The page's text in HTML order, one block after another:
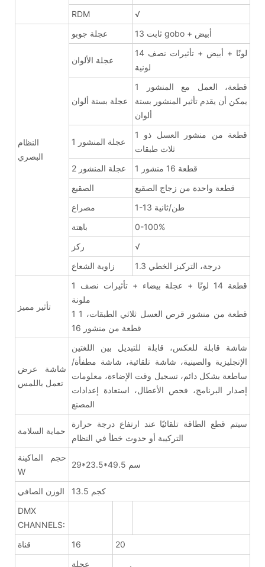
RDM
√
النظام
البصري
عجلة جوبو 13 ثابت gobo + أبيض
عجلة الألوان
14 لونًا + أبيض + تأثيرات نصف
لونية
عجلة بستة ألوان
1 قطعة، العمل مع المنشور
يمكن أن يقدم تأثير المنشور بستة
ألوان
عجلة المنشور 1
1 قطعة من منشور العسل ذو
ثلاث طبقات
عجلة المنشور 2
1 قطعة 16 منشور
الصقيع
قطعة واحدة من زجاج الصقيع
مصراع
1-13 طن/ثانية
باهتة
0-100%
ركز
√
زاوية الشعاع
1.3 درجة، التركيز الخطي
تأثير مميز
1 قطعة 14 لونًا + عجلة بيضاء + تأثيرات نصف
ملونة
1 قطعة من منشور قرص العسل ثلاثي الطبقات، 1
قطعة من منشور 16
شاشة عرض
تعمل باللمس
شاشة قابلة للعكس، قابلة للتبديل بين اللغتين
الإنجليزية والصينية، شاشة تلقائية، شاشة مطفأة/
ساطعة بشكل دائم، تسجيل وقت الإضاءة، معلومات
إصدار البرنامج، فحص الأعطال، استعادة إعدادات
المصنع
حماية السلامة
سيتم قطع الطاقة تلقائيًا عند ارتفاع درجة حرارة
التركيبة أو حدوث خطأ في النظام
حجم الماكينة
W
29*23.5*49.5 سم
الوزن الصافي
13.5 كجم
DMX
CHANNELS:
قناة
16 20
عجلة